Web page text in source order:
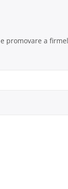
promovare a